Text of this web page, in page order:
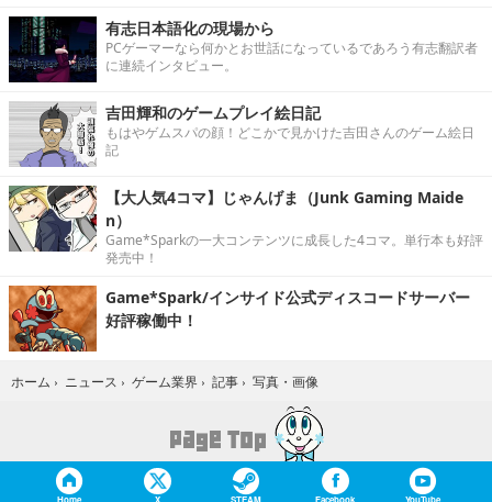
有志日本語化の現場から
PCゲーマーなら何かとお世話になっているであろう有志翻訳者
に連続インタビュー。
吉田輝和のゲームプレイ絵日記
もはやゲムスパの顔！どこかで見かけた吉田さんのゲーム絵日
記
【大人気4コマ】じゃんげま（Junk Gaming Maide
n）
Game*Sparkの一大コンテンツに成長した4コマ。単行本も好評
発売中！
Game*Spark/インサイド公式ディスコードサーバー
好評稼働中！
ホーム › ニュース › ゲーム業界 › 記事 › 写真・画像
Home X STEAM Facebook YouTube